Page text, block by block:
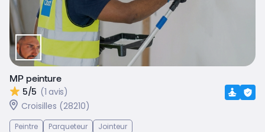
MP peinture
5/5 (1 avis)
Croisilles (28210)
Peintre Parqueteur Jointeur